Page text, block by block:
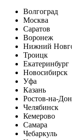
Волгоград
Москва
Саратов
Воронеж
Нижний
Троицк
Екатеринбург
Новосибирск
Уфа
Казань
Ростов-на-
Челябинск
Кемерово
Самара
Чебаркуль